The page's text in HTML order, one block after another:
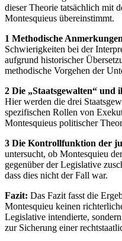
dieser Theorie tatsächlich mit
Montesquieus übereinstimmt.
1 Methodische
Schwierigkeiten bei der
aufgrund historischer
methodische Vorgehen der
2 Die „Staatsgewalten“ und
Hier werden die drei
spezifischen Rollen von
Montesquieus politischer
3 Die Kontrollfunktion der
untersucht, ob Montesquieu
gegenüber der Legislative
dass dies nicht der Fall war.
Fazit: Das Fazit fasst die
Montesquieu keinen
Legislative intendierte,
zur Sicherung einer